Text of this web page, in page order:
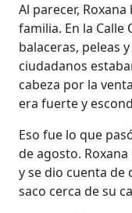
Al parecer,
familia. En la
balaceras, peleas
ciudadanos
cabeza por la
era fuerte y
Eso fue lo que
de agosto.
y se dio cuenta de
saco cerca de su